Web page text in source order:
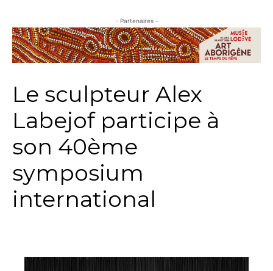
- Partenaires -
Le sculpteur Alex
Labejof participe à
son 40ème
symposium
international